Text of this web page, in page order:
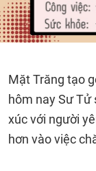
Mặt Trăng tạo
hôm nay Sư Tử
xúc với người
hơn vào việc